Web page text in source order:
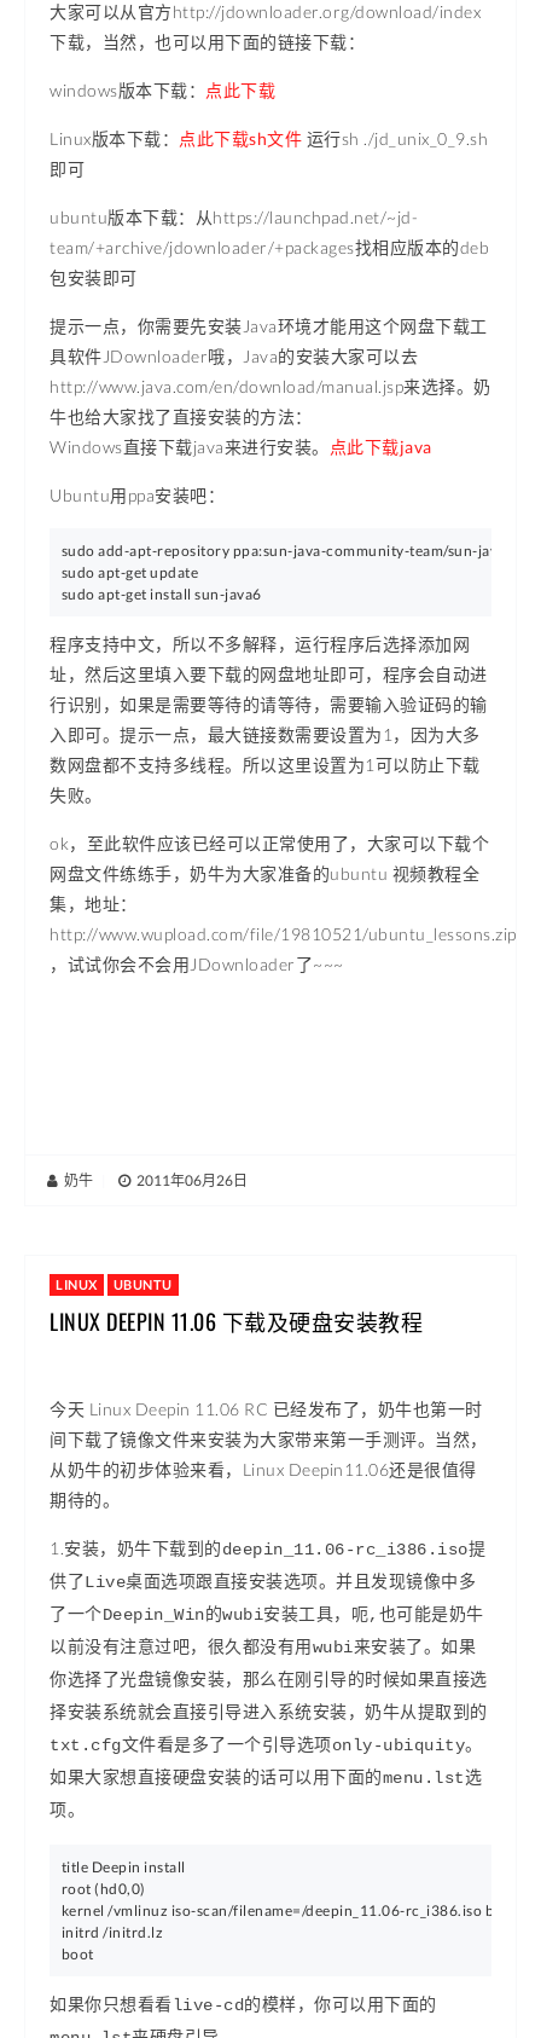
大家可以从官方http://jdownloader.org/download/index
下载，当然，也可以用下面的链接下载：
windows版本下载： 点此下载
Linux版本下载： 点此下载sh文件 运行sh ./jd_unix_0_9.sh
即可
ubuntu版本下载：从https://launchpad.net/~jd-
team/+archive/jdownloader/+packages找相应版本的deb
包安装即可
提示一点，你需要先安装Java环境才能用这个网盘下载工
具软件JDownloader哦，Java的安装大家可以去
http://www.java.com/en/download/manual.jsp来选择。奶
牛也给大家找了直接安装的方法：
Windows直接下载java来进行安装。
点此下载java
Ubuntu用ppa安装吧：
sudo add-apt-repository ppa:sun-java-community-team/sun-java6
sudo apt-get update
sudo apt-get install sun-java6
程序支持中文，所以不多解释，运行程序后选择添加网
址，然后这里填入要下载的网盘地址即可，程序会自动进
行识别，如果是需要等待的请等待，需要输入验证码的输
入即可。提示一点，最大链接数需要设置为1，因为大多
数网盘都不支持多线程。所以这里设置为1可以防止下载
失败。
ok，至此软件应该已经可以正常使用了，大家可以下载个
网盘文件练练手，奶牛为大家准备的ubuntu 视频教程全
集，地址：
http://www.wupload.com/file/19810521/ubuntu_lessons.zip
，试试你会不会用JDownloader了~~~
奶牛 2011年06月26日
LINUX UBUNTU
LINUX DEEPIN 11.06 下载及硬盘安装教程
今天 Linux Deepin 11.06 RC 已经发布了，奶牛也第一时
间下载了镜像文件来安装为大家带来第一手测评。当然，
从奶牛的初步体验来看，Linux Deepin11.06还是很值得
期待的。
1.安装，奶牛下载到的deepin_11.06-rc_i386.iso提
供了Live桌面选项跟直接安装选项。并且发现镜像中多
了一个Deepin_Win的wubi安装工具，呃,也可能是奶牛
以前没有注意过吧，很久都没有用wubi来安装了。如果
你选择了光盘镜像安装，那么在刚引导的时候如果直接选
择安装系统就会直接引导进入系统安装，奶牛从提取到的
txt.cfg文件看是多了一个引导选项only-ubiquity。
如果大家想直接硬盘安装的话可以用下面的menu.lst选
项。
title Deepin install
root (hd0,0)
kernel /vmlinuz iso-scan/filename=/deepin_11.06-rc_i386.iso
initrd /initrd.lz
boot
如果你只想看看live-cd的模样，你可以用下面的